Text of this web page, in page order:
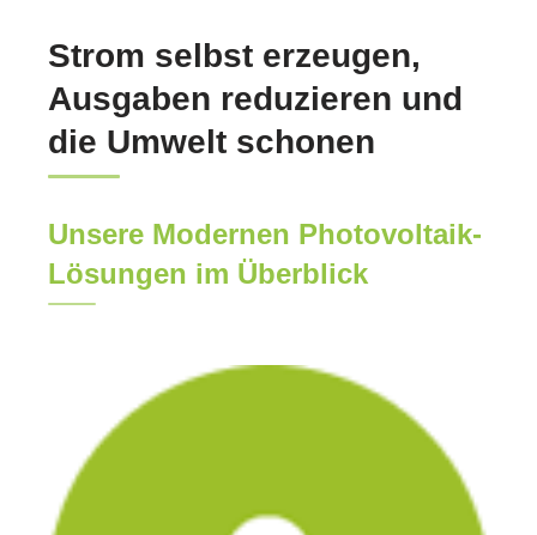
Strom selbst erzeugen,
Ausgaben reduzieren und
die Umwelt schonen
Unsere Modernen Photovoltaik-
Lösungen im Überblick